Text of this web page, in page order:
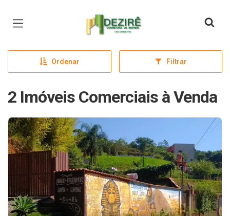
Página inicial
Ordenar Filtrar
2 Imóveis Comerciais à Venda